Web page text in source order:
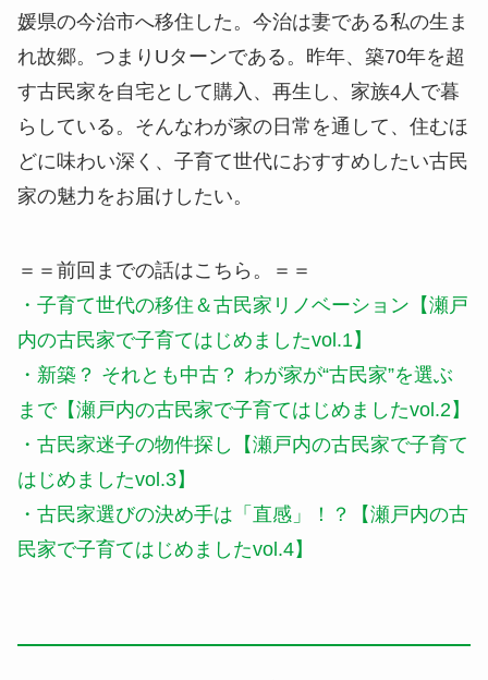
媛県の今治市へ移住した。今治は妻である私の生ま
れ故郷。つまりUターンである。昨年、築70年を超
す古民家を自宅として購入、再生し、家族4人で暮
らしている。そんなわが家の日常を通して、住むほ
どに味わい深く、子育て世代におすすめしたい古民
家の魅力をお届けしたい。
＝＝前回までの話はこちら。＝＝
・子育て世代の移住＆古民家リノベーション【瀬戸
内の古民家で子育てはじめましたvol.1】
・新築？ それとも中古？ わが家が“古民家”を選ぶ
まで【瀬戸内の古民家で子育てはじめましたvol.2】
・古民家迷子の物件探し【瀬戸内の古民家で子育て
はじめましたvol.3】
・古民家選びの決め手は「直感」！？【瀬戸内の古
民家で子育てはじめましたvol.4】